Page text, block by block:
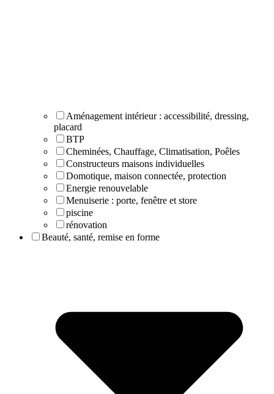
Aménagement intérieur : accessibilité, dressing,
placard
BTP
Cheminées, Chauffage, Climatisation, Poêles
Constructeurs maisons individuelles
Domotique, maison connectée, protection
Energie renouvelable
Menuiserie : porte, fenêtre et store
piscine
rénovation
Beauté, santé, remise en forme